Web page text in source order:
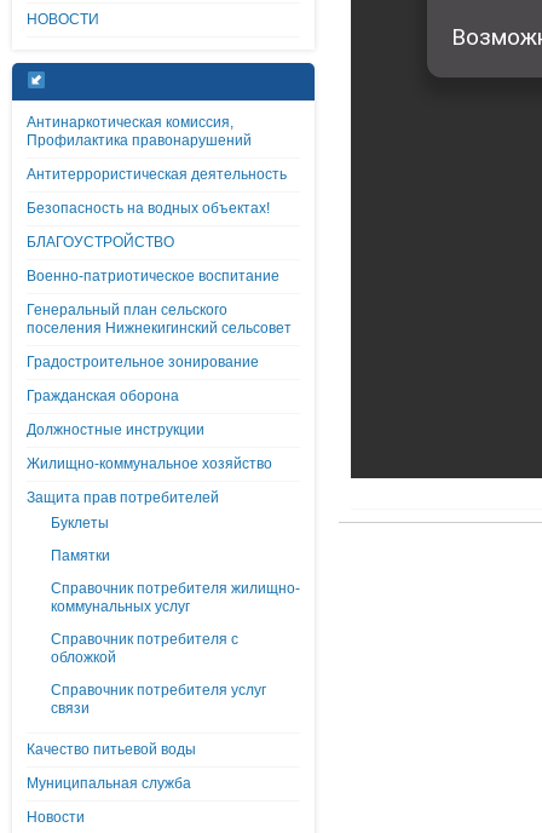
НОВОСТИ
Антинаркотическая комиссия,
Профилактика правонарушений
Антитеррористическая деятельность
Безопасность на водных объектах!
БЛАГОУСТРОЙСТВО
Военно-патриотическое воспитание
Генеральный план сельского
поселения Нижнекигинский сельсовет
Градостроительное зонирование
Гражданская оборона
Должностные инструкции
Жилищно-коммунальное хозяйство
Защита прав потребителей
Буклеты
Памятки
Справочник потребителя жилищно-
коммунальных услуг
Справочник потребителя с
обложкой
Справочник потребителя услуг
связи
Качество питьевой воды
Муниципальная служба
Новости